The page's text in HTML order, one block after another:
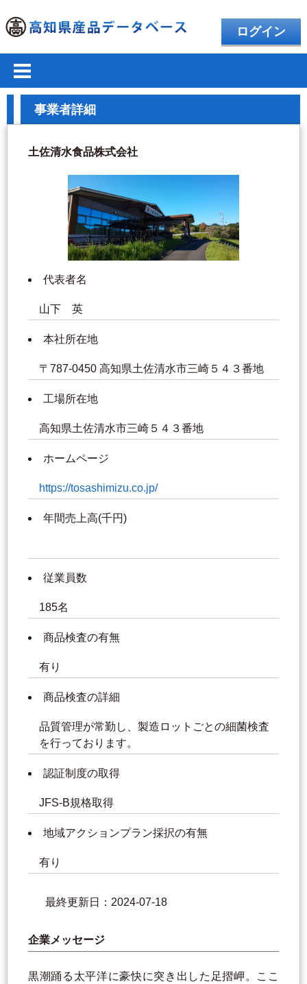
ログイン
事業者詳細
土佐清水食品株式会社
代表者名
山下 英
本社所在地
〒787-0450 高知県土佐清水市三崎５４３番地
工場所在地
高知県土佐清水市三崎５４３番地
ホームページ
https://tosashimizu.co.jp/
年間売上高(千円)
従業員数
185名
商品検査の有無
有り
商品検査の詳細
品質管理が常勤し、製造ロットごとの細菌検査
を行っております。
認証制度の取得
JFS-B規格取得
地域アクションプラン採択の有無
有り
最終更新日：2024-07-18
企業メッセージ
黒潮踊る太平洋に豪快に突き出した足摺岬。ここ